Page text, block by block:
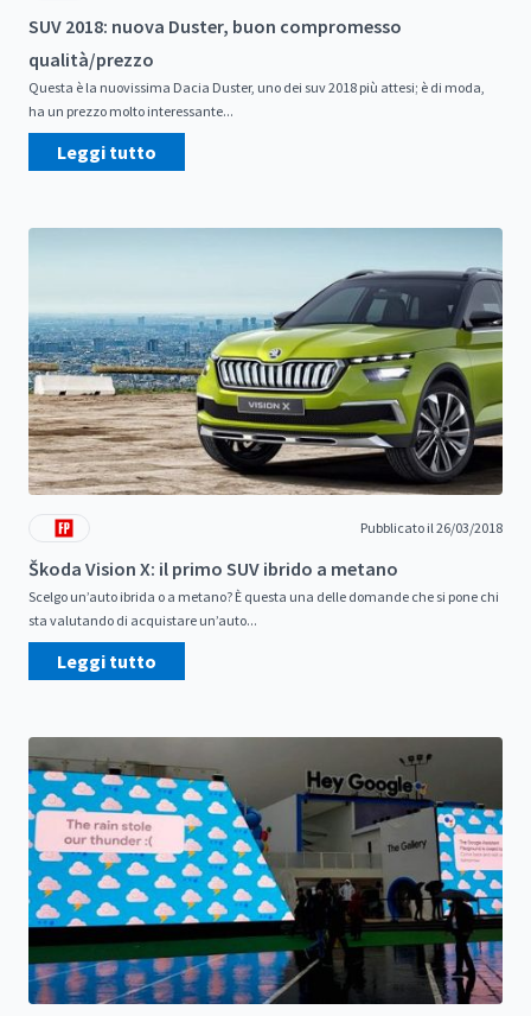
SUV 2018: nuova Duster, buon compromesso
qualità/prezzo
Questa è la nuovissima Dacia Duster, uno dei suv 2018 più attesi; è di moda,
ha un prezzo molto interessante...
Leggi tutto
Pubblicato il 26/03/2018
Škoda Vision X: il primo SUV ibrido a metano
Scelgo un’auto ibrida o a metano? È questa una delle domande che si pone chi
sta valutando di acquistare un’auto...
Leggi tutto